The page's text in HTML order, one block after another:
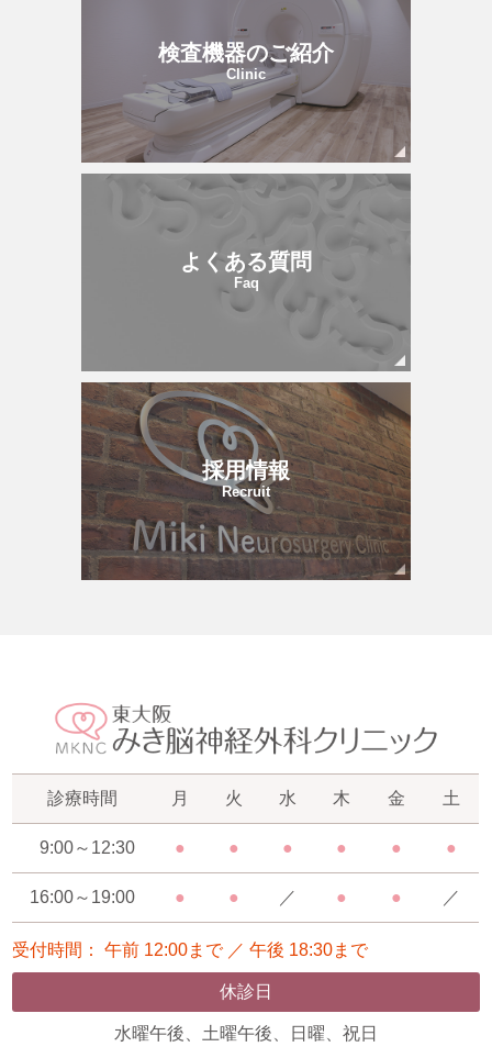
検査機器のご紹介
Clinic
よくある質問
Faq
採用情報
Recruit
診療時間 月 火 水 木 金 土
9:00～12:30 ● ● ● ● ● ●
16:00～19:00 ● ● ／ ● ● ／
受付時間： 午前 12:00まで ／ 午後 18:30まで
休診日
水曜午後、土曜午後、日曜、祝日